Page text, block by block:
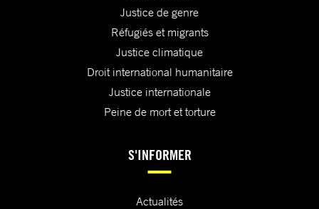
Justice de genre
Réfugiés et migrants
Justice climatique
Droit international humanitaire
Justice internationale
Peine de mort et torture
S'INFORMER
Actualités